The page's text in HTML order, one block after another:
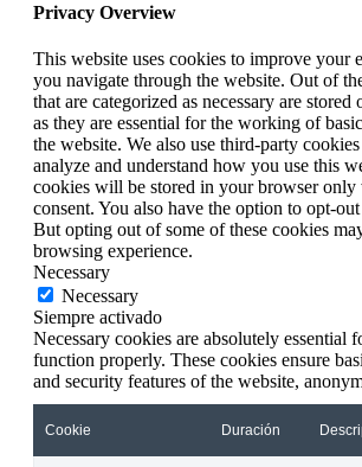
Privacy Overview
This website uses cookies to improve your
you navigate through the website. Out of
that are categorized as necessary are
as they are essential for the working of
the website. We also use third-party
analyze and understand how you use this
cookies will be stored in your browser
consent. You also have the option to opt-
But opting out of some of these cookies
browsing experience.
Necessary
Necessary
Siempre activado
Necessary cookies are absolutely essential
function properly. These cookies ensure
and security features of the website,
Cookie Duración